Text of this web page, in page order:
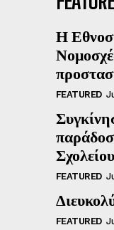
Η
FEATURED
FEATURED
FEATURED